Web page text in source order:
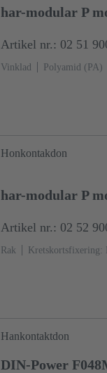
har-modular P
Artikel nr.: 02 51
Vinklad Polyamid (PA)
Honkontakdon
har-modular P
Artikel nr.: 02 52
Rak Kretskortsfixering:
Hankontaktdon
DIN-Power